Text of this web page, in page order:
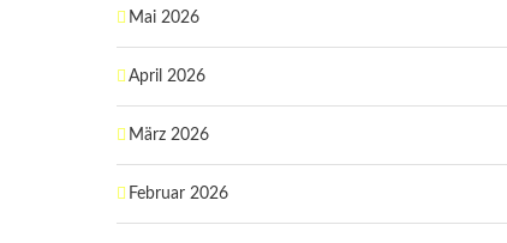
Mai 2026
April 2026
März 2026
Februar 2026